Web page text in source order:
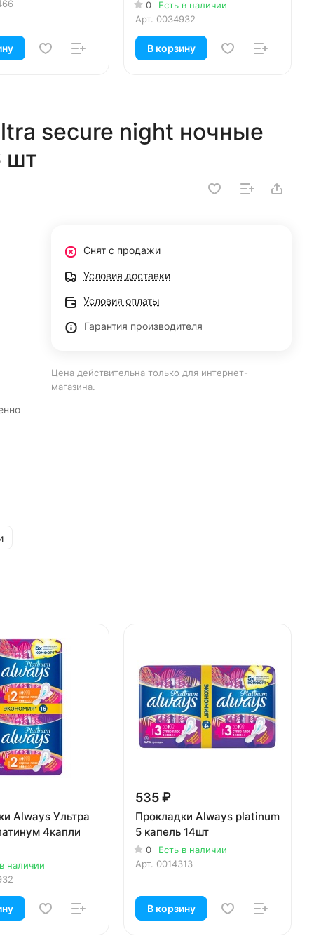
0
Есть в наличии
Арт. 0034932
В корзину
secure night ночные
шт
Снят с продажи
Условия доставки
Условия оплаты
Гарантия производителя
Цена действительна только для интернет-
магазина.
Always Ультра
4капли
наличии
535 ₽
Прокладки Always platinum
5 капель 14шт
0
Есть в наличии
Арт. 0014313
В корзину